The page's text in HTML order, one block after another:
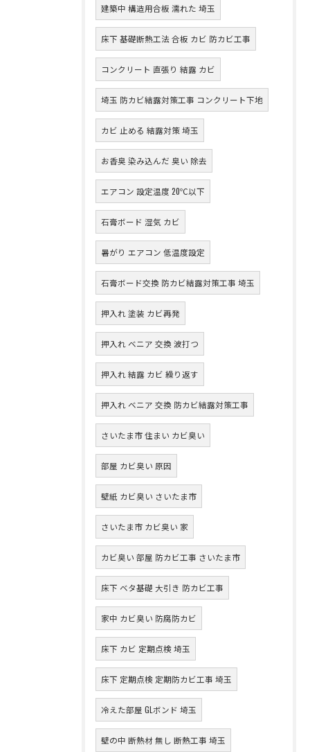
建築中 構造用合板 濡れた 埼玉
床下 基礎断熱工法 合板 カビ 防カビ工事
コンクリート 直張り 結露 カビ
埼玉 防カビ結露対策工事 コンクリート下地
カビ 止める 結露対策 埼玉
お香臭 染み込んだ 臭い 除去
エアコン 設定温度 20℃以下
石膏ボード 湿気 カビ
暑がり エアコン 低温度設定
石膏ボード交換 防カビ結露対策工事 埼玉
押入れ 塗装 カビ再発
押入れ ベニア 交換 波打つ
押入れ 結露 カビ 繰り返す
押入れ ベニア 交換 防カビ結露対策工事
さいたま市 住まい カビ臭い
部屋 カビ臭い 原因
壁紙 カビ臭い さいたま市
さいたま市 カビ臭い 家
カビ臭い 部屋 防カビ工事 さいたま市
床下 ベタ基礎 大引き 防カビ工事
家中 カビ臭い 防腐防カビ
床下 カビ 定期点検 埼玉
床下 定期点検 定期防カビ工事 埼玉
冷えた部屋 GLボンド 埼玉
壁の中 断熱材 無し 断熱工事 埼玉